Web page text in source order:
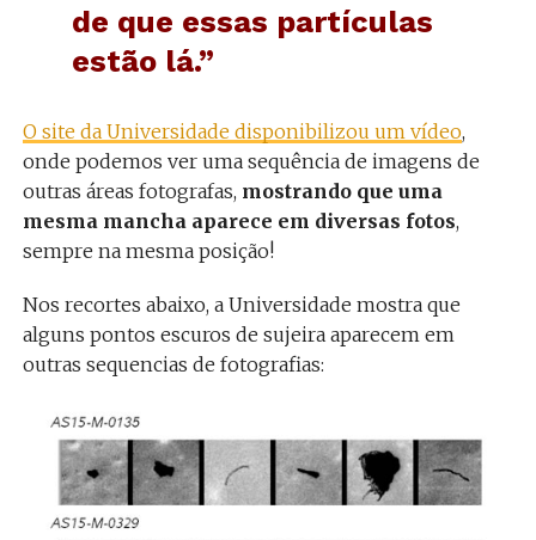
de que essas partículas
estão lá.”
O site da Universidade disponibilizou um vídeo,
onde podemos ver uma sequência de imagens de
outras áreas fotografas, mostrando que uma
mesma mancha aparece em diversas fotos,
sempre na mesma posição!
Nos recortes abaixo, a Universidade mostra que
alguns pontos escuros de sujeira aparecem em
outras sequencias de fotografias: